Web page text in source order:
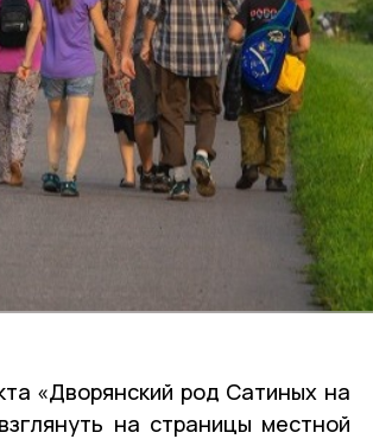
«Дворянский род Сатиных на
на страницы местной